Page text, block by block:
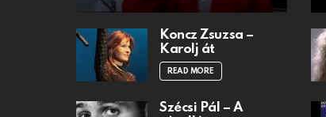
Koncz Zsuzsa –
Karolj át
READ MORE
Szécsi Pál – A